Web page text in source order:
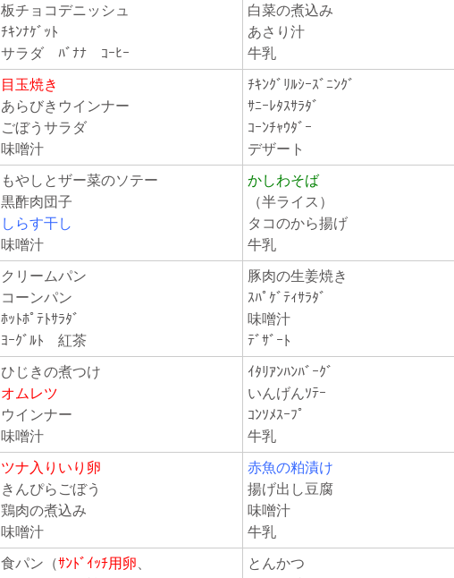
板チョコデニッシュ
ﾁｷﾝﾅｹﾞｯﾄ
サラダ ﾊﾞﾅﾅ ｺｰﾋｰ
白菜の煮込み
あさり汁
牛乳
目玉焼き
あらびきウインナー
ごぼうサラダ
味噌汁
ﾁｷﾝｸﾞﾘﾙｼｰｽﾞﾆﾝｸﾞ
ｻﾆｰﾚﾀｽｻﾗﾀﾞ
ｺｰﾝﾁｬｳﾀﾞｰ
デザート
もやしとザー菜のソテー
黒酢肉団子
しらす干し
味噌汁
かしわそば
（半ライス）
タコのから揚げ
牛乳
クリームパン
コーンパン
ﾎｯﾄﾎﾟﾃﾄｻﾗﾀﾞ
ﾖｰｸﾞﾙﾄ 紅茶
豚肉の生姜焼き
ｽﾊﾟｹﾞﾃｨｻﾗﾀﾞ
味噌汁
ﾃﾞｻﾞｰﾄ
ひじきの煮つけ
オムレツ
ウインナー
味噌汁
ｲﾀﾘｱﾝﾊﾝﾊﾞｰｸﾞ
いんげんｿﾃｰ
ｺﾝｿﾒｽｰﾌﾟ
牛乳
ツナ入りいり卵
きんぴらごぼう
鶏肉の煮込み
味噌汁
赤魚の粕漬け
揚げ出し豆腐
味噌汁
牛乳
食パン （ｻﾝﾄﾞｲｯﾁ用卵
とんかつ